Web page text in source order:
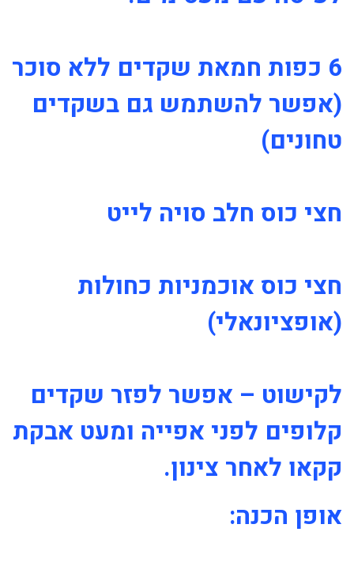
6 כפות חמאת שקדים ללא סוכר
(אפשר להשתמש גם בשקדים
טחונים)
חצי כוס חלב סויה לייט
חצי כוס אוכמניות כחולות
(אופציונאלי)
לקישוט – אפשר לפזר שקדים
קלופים לפני אפייה ומעט אבקת
קקאו לאחר צינון.
אופן הכנה: